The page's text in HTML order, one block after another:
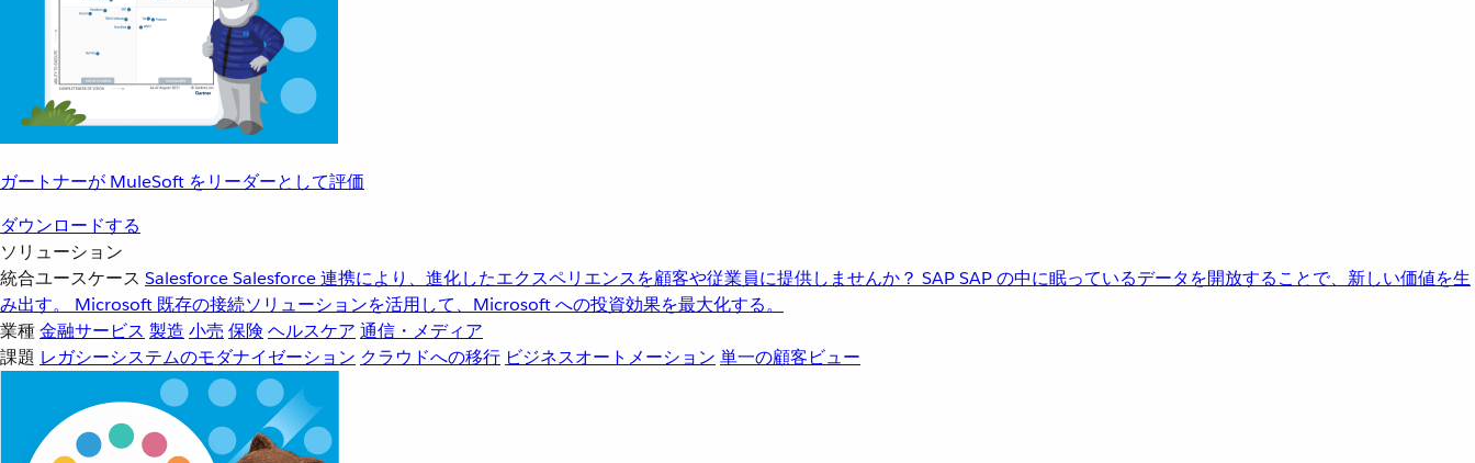
ガートナーが MuleSoft をリーダーとして評価
ダウンロードする
ソリューション
統合ユースケース SalesforceSalesforce 連携により、進化したエクスペリエンスを顧客や従業員に提供しませんか？ SAPSAP の中に眠っているデータを開放することで、新しい価値を生
み出す。
Microsoft 既存の接続ソリューションを活用して、Microsoft への投資効果を最大化する。
業種金融サービス 製造 小売 保険 ヘルスケア 通信・メディア
課題 レガシーシステムのモダナイゼーション クラウドへの移行 ビジネスオートメーション 単一の顧客ビュー